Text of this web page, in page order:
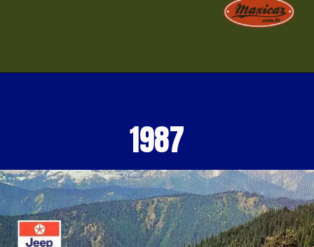
1987